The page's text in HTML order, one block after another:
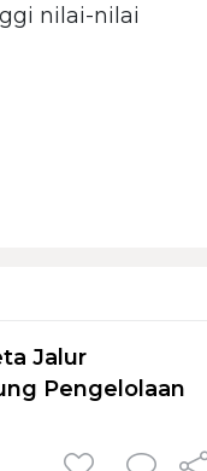
nilai-nilai
Jalur
Pengelolaan